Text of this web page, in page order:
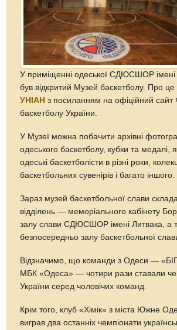
У приміщенні одеської СДЮСШОР імені
був відкритий Музей баскетболу. Про це
УНІАН з посиланням на офіційний сайт
баскетболу України.
У Музеї можна побачити архівні
одеського баскетболу, кубки та медалі,
одеські баскетболісти в різні роки,
баскетбольних сувенірів і багато іншого.
Зараз музей баскетбольної слави
відділень — меморіального кабінету
залу слави СДЮСШОР імені Литвака, а
безпосередньо залу баскетбольної
Відзначимо, що команди з Одеси —
МБК «Одеса» — чотири рази ставали
України серед чоловічих команд.
Крім того, клуб «Хімік» з міста Южне
виграв два останніх чемпіонати